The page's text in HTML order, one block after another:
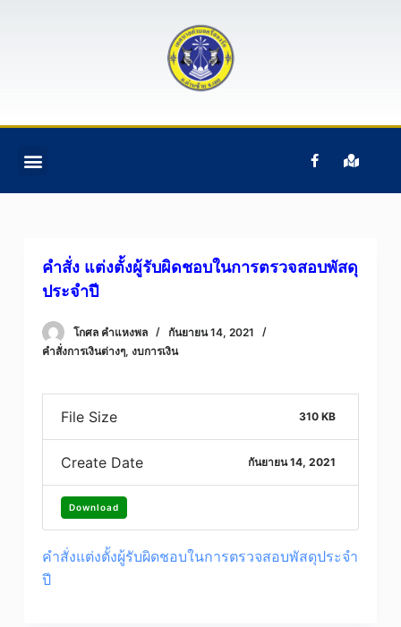
c
คำสั่ง แต่งตั้งผู้รับผิดชอบในการตรวจสอบพัสดุ
ประจำปี
โกศล คําแหงพล
กันยายน 14, 2021
คำสั่งการเงินต่างๆ, งบการเงิน
File Size 310 KB
Create Date กันยายน 14, 2021
Download
คำสั่งแต่งตั้งผู้รับผิดชอบในการตรวจสอบพัสดุประจำ
ปี